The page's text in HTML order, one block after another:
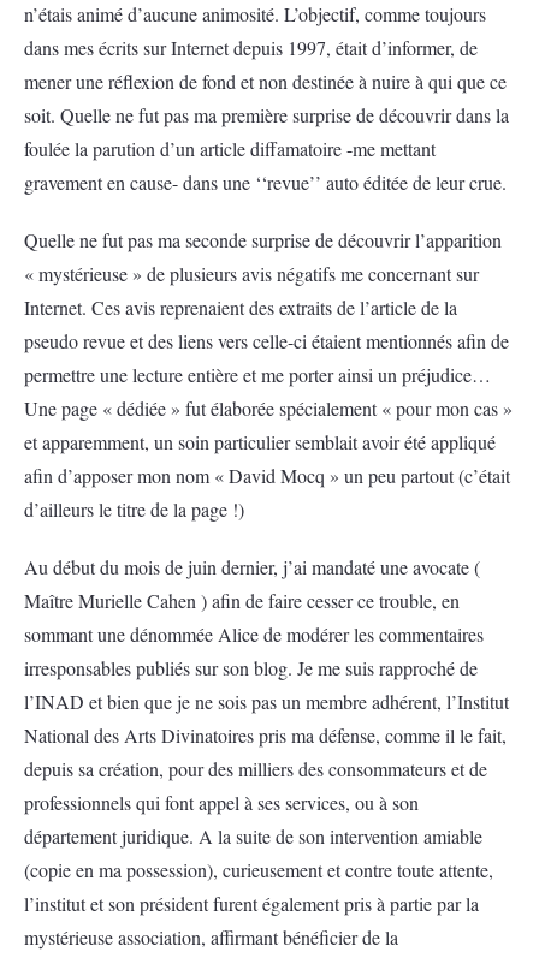
n’étais animé d’aucune animosité. L’objectif, comme toujours
dans mes écrits sur Internet depuis 1997, était d’informer, de
mener une réflexion de fond et non destinée à nuire à qui que ce
soit. Quelle ne fut pas ma première surprise de découvrir dans la
foulée la parution d’un article diffamatoire -me mettant
gravement en cause- dans une ‘‘revue’’ auto éditée de leur crue.
Quelle ne fut pas ma seconde surprise de découvrir l’apparition
« mystérieuse » de plusieurs avis négatifs me concernant sur
Internet. Ces avis reprenaient des extraits de l’article de la
pseudo revue et des liens vers celle-ci étaient mentionnés afin de
permettre une lecture entière et me porter ainsi un préjudice…
Une page « dédiée » fut élaborée spécialement « pour mon cas »
et apparemment, un soin particulier semblait avoir été appliqué
afin d’apposer mon nom « David Mocq » un peu partout (c’était
d’ailleurs le titre de la page !)
Au début du mois de juin dernier, j’ai mandaté une avocate (
Maître Murielle Cahen ) afin de faire cesser ce trouble, en
sommant une dénommée Alice de modérer les commentaires
irresponsables publiés sur son blog. Je me suis rapproché de
l’INAD et bien que je ne sois pas un membre adhérent, l’Institut
National des Arts Divinatoires pris ma défense, comme il le fait,
depuis sa création, pour des milliers des consommateurs et de
professionnels qui font appel à ses services, ou à son
département juridique. A la suite de son intervention amiable
(copie en ma possession), curieusement et contre toute attente,
l’institut et son président furent également pris à partie par la
mystérieuse association, affirmant bénéficier de la